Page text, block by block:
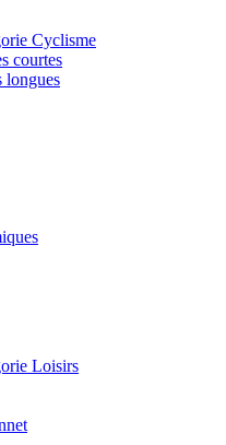
Cyclisme
courtes
longues
Loisirs